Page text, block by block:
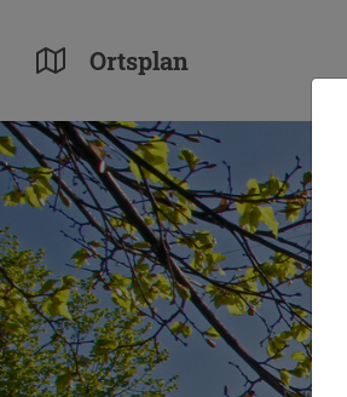
Orts­plan